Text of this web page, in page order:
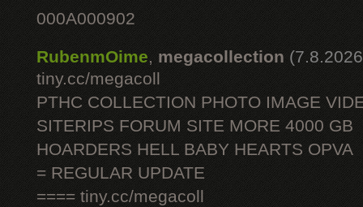
000A000902
RubenmOime, megacollection
tiny.cc/megacoll
PTHC COLLECTION PHOTO IMAGE
SITERIPS FORUM SITE MORE 4000 GB
HOARDERS HELL BABY HEARTS OPVA
= REGULAR UPDATE
==== tiny.cc/megacoll